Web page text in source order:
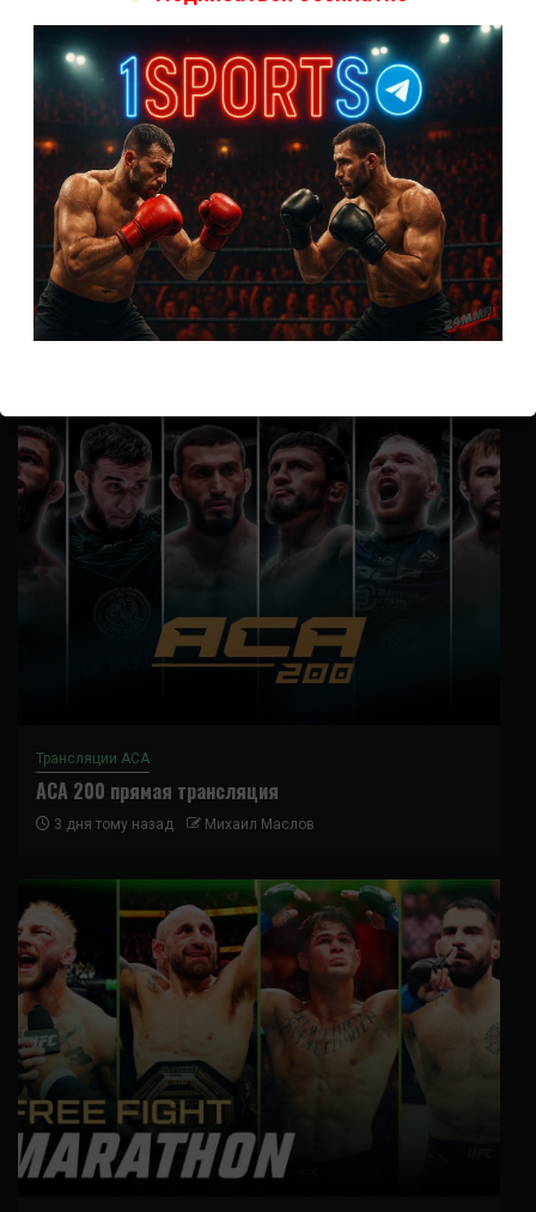
А как смотреть с ноутбука?
Анонимно кРасписание боев UFC
Кусок говна ты, существом даже нельзя ,такое как ты назвать!
АнонимнокКонор МакГрегор
УЧ
АнонимнокРэнди Браун — Николас Далби
не запускается ни один бой, реклама есть, а когда
заканчивается начинается загрузка видео длиною в жизнь.
Исправьте пожалуйста
Трансляции ACA
ACA 200 прямая трансляция
3 дня тому назад Михаил Маслов